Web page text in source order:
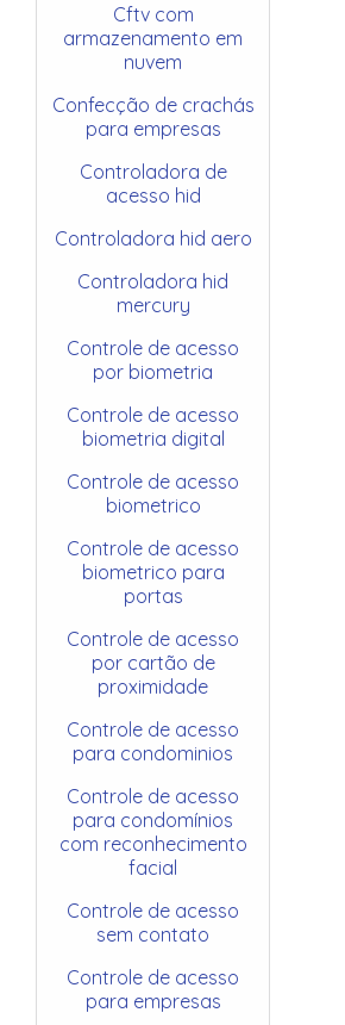
Cftv com
armazenamento em
nuvem
Confecção de crachás
para empresas
Controladora de
acesso hid
Controladora hid aero
Controladora hid
mercury
Controle de acesso
por biometria
Controle de acesso
biometria digital
Controle de acesso
biometrico
Controle de acesso
biometrico para
portas
Controle de acesso
por cartão de
proximidade
Controle de acesso
para condominios
Controle de acesso
para condomínios
com reconhecimento
facial
Controle de acesso
sem contato
Controle de acesso
para empresas